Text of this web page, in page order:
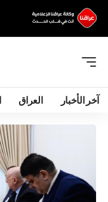
آخر الأخبار العراق